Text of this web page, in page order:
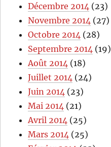
Décembre 2014 (23)
Novembre 2014 (27)
Octobre 2014 (28)
Septembre 2014 (19)
Août 2014 (18)
Juillet 2014 (24)
Juin 2014 (23)
Mai 2014 (21)
Avril 2014 (25)
Mars 2014 (25)